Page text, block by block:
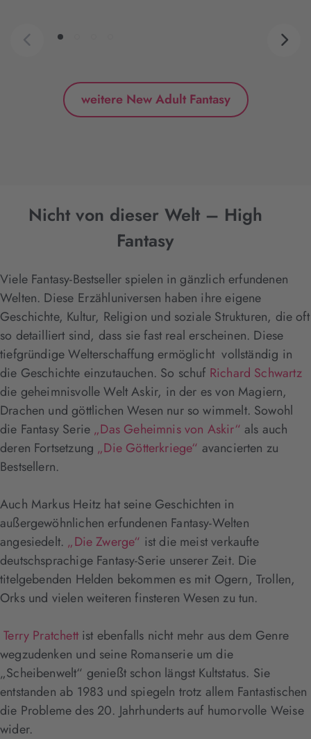
weitere New Adult Fantasy
Nicht von dieser Welt – High
Fantasy
Viele Fantasy-Bestseller spielen in gänzlich erfundenen
Welten. Diese Erzähluniversen haben ihre eigene
Geschichte, Kultur, Religion und soziale Strukturen, die oft
so detailliert sind, dass sie fast real erscheinen. Diese
tiefgründige Welterschaffung ermöglicht vollständig in
die Geschichte einzutauchen. So schuf Richard Schwartz
die geheimnisvolle Welt Askir, in der es von Magiern,
Drachen und göttlichen Wesen nur so wimmelt. Sowohl
die Fantasy Serie „Das Geheimnis von Askir“ als auch
deren Fortsetzung „Die Götterkriege“ avancierten zu
Bestsellern.
Auch Markus Heitz hat seine Geschichten in
außergewöhnlichen erfundenen Fantasy-Welten
angesiedelt. „Die Zwerge“ ist die meist verkaufte
deutschsprachige Fantasy-Serie unserer Zeit. Die
titelgebenden Helden bekommen es mit Ogern, Trollen,
Orks und vielen weiteren finsteren Wesen zu tun.
Terry Pratchett ist ebenfalls nicht mehr aus dem Genre
wegzudenken und seine Romanserie um die
„Scheibenwelt“ genießt schon längst Kultstatus. Sie
entstanden ab 1983 und spiegeln trotz allem Fantastischen
die Probleme des 20. Jahrhunderts auf humorvolle Weise
wider.